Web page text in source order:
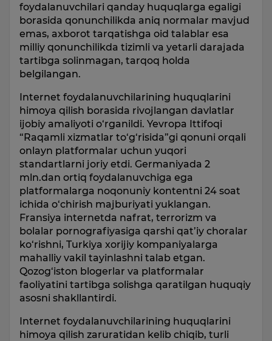
foydalanuvchilari qanday huquqlarga egaligi
borasida qonunchilikda aniq normalar mavjud
emas, axborot tarqatishga oid talablar esa
milliy qonunchilikda tizimli va yetarli darajada
tartibga solinmagan, tarqoq holda
belgilangan.
Internet foydalanuvchilarining huquqlarini
himoya qilish borasida rivojlangan davlatlar
ijobiy amaliyoti o‘rganildi. Yevropa Ittifoqi
“Raqamli xizmatlar to‘g‘risida”gi qonuni orqali
onlayn platformalar uchun yuqori
standartlarni joriy etdi. Germaniyada 2
mln.dan ortiq foydalanuvchiga ega
platformalarga noqonuniy kontentni 24 soat
ichida o‘chirish majburiyati yuklangan.
Fransiya internetda nafrat, terrorizm va
bolalar pornografiyasiga qarshi qat’iy choralar
ko‘rishni, Turkiya xorijiy kompaniyalarga
mahalliy vakil tayinlashni talab etgan.
Qozog‘iston blogerlar va platformalar
faoliyatini tartibga solishga qaratilgan huquqiy
asosni shakllantirdi.
Internet foydalanuvchilarining huquqlarini
himoya qilish zaruratidan kelib chiqib, turli